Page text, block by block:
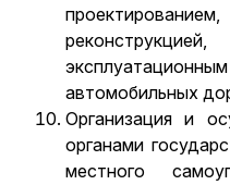
автомобильных
Организация и
органами
местного